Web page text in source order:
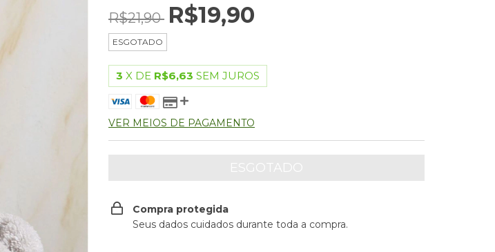
R$21,90 R$19,90
ESGOTADO
3 X DE R$6,63 SEM JUROS
VER MEIOS DE PAGAMENTO
Compra protegida
Seus dados cuidados durante toda a compra.